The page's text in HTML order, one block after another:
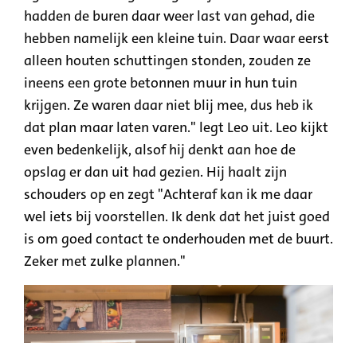
hadden de buren daar weer last van gehad, die
hebben namelijk een kleine tuin. Daar waar eerst
alleen houten schuttingen stonden, zouden ze
ineens een grote betonnen muur in hun tuin
krijgen. Ze waren daar niet blij mee, dus heb ik
dat plan maar laten varen." legt Leo uit. Leo kijkt
even bedenkelijk, alsof hij denkt aan hoe de
opslag er dan uit had gezien. Hij haalt zijn
schouders op en zegt "Achteraf kan ik me daar
wel iets bij voorstellen. Ik denk dat het juist goed
is om goed contact te onderhouden met de buurt.
Zeker met zulke plannen."